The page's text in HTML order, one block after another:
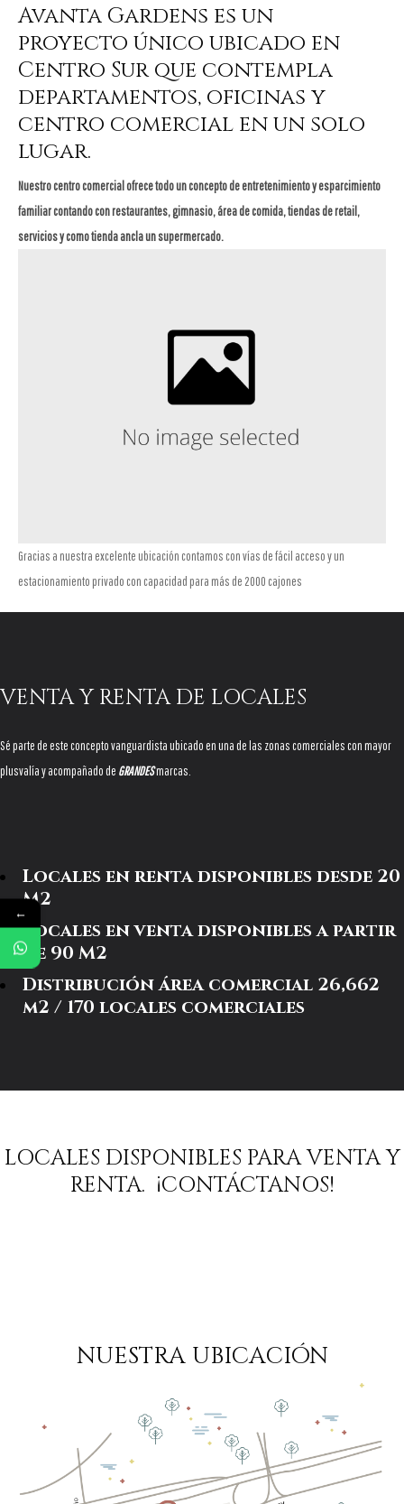
Avanta Gardens es un
proyecto único ubicado en
Centro Sur que contempla
departamentos, oficinas y
centro comercial en un solo
lugar.
Nuestro centro comercial ofrece todo un concepto de entretenimiento y esparcimiento
familiar contando con restaurantes, gimnasio, área de comida, tiendas de retail,
servicios y como tienda ancla un supermercado.
Gracias a nuestra excelente ubicación contamos con vías de fácil acceso y un
estacionamiento privado con capacidad para más de 2000 cajones
VENTA Y RENTA DE LOCALES
Sé parte de este concepto vanguardista ubicado en una de las zonas comerciales con mayor
plusvalía y acompañado de GRANDESmarcas.
Locales en renta disponibles desde 20
M2
Locales en venta disponibles a partir
de 90 M2
Distribución área comercial 26,662
m2 / 170 locales comerciales
LOCALES DISPONIBLES PARA VENTA Y
RENTA. ¡CONTÁCTANOS!
NUESTRA UBICACIÓN
←